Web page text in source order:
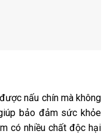
nấu chín mà không
bảo đảm sức khỏe
có nhiều chất độc hại